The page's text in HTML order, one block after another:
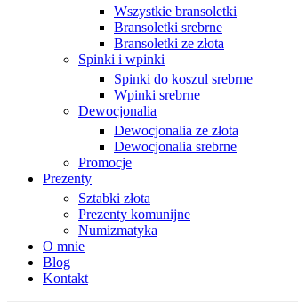
Wszystkie bransoletki
Bransoletki srebrne
Bransoletki ze złota
Spinki i wpinki
Spinki do koszul srebrne
Wpinki srebrne
Dewocjonalia
Dewocjonalia ze złota
Dewocjonalia srebrne
Promocje
Prezenty
Sztabki złota
Prezenty komunijne
Numizmatyka
O mnie
Blog
Kontakt